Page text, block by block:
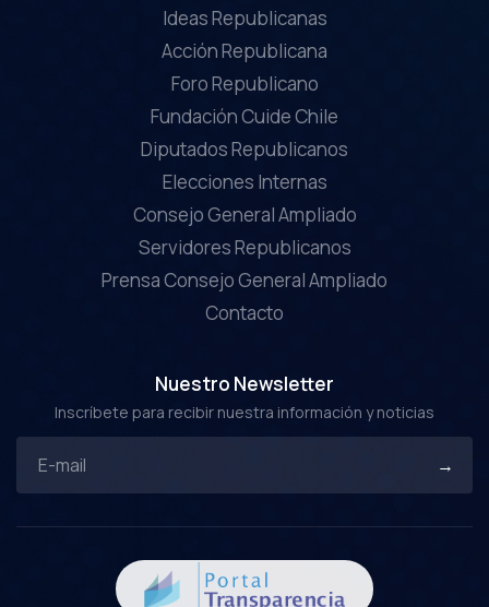
Ideas Republicanas
Acción Republicana
Foro Republicano
Fundación Cuide Chile
Diputados Republicanos
Elecciones Internas
Consejo General Ampliado
Servidores Republicanos
Prensa Consejo General Ampliado
Contacto
Nuestro Newsletter
Inscríbete para recibir nuestra información y noticias